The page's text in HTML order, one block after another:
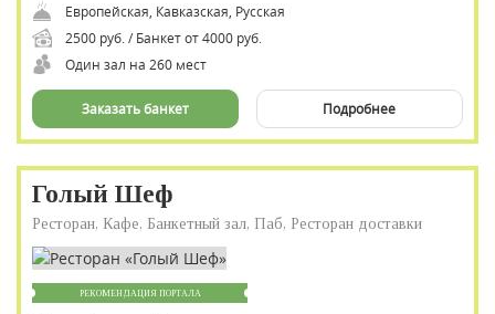
Европейская, Кавказская, Русская
2500 руб. / Банкет от 4000 руб.
Один зал на 260 мест
Подробнее
Заказать банкет
Голый Шеф
Ресторан, Кафе, Банкетный зал, Паб, Ресторан доставки
РЕКОМЕНДАЦИЯ ПОРТАЛА